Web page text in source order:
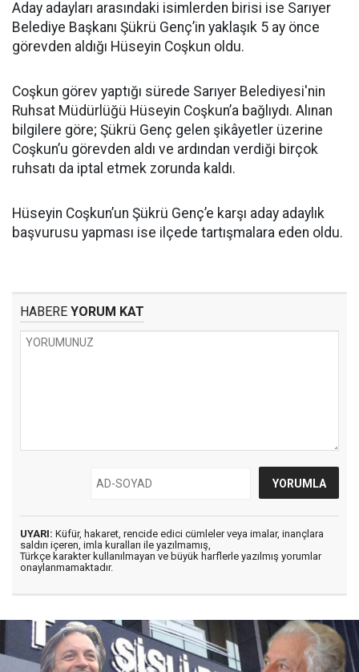
Aday adayları arasındaki isimlerden birisi ise Sarıyer
Belediye Başkanı Şükrü Genç’in yaklaşık 5 ay önce
görevden aldığı Hüseyin Coşkun oldu.
Coşkun görev yaptığı sürede Sarıyer Belediyesi'nin
Ruhsat Müdürlüğü Hüseyin Coşkun’a bağlıydı. Alınan
bilgilere göre; Şükrü Genç gelen şikâyetler üzerine
Coşkun’u görevden aldı ve ardından verdiği birçok
ruhsatı da iptal etmek zorunda kaldı.
Hüseyin Coşkun’un Şükrü Genç’e karşı aday adaylık
başvurusu yapması ise ilçede tartışmalara eden oldu.
HABERE YORUM KAT
UYARI: Küfür, hakaret, rencide edici cümleler veya imalar, inançlara
saldırı içeren, imla kuralları ile yazılmamış,
Türkçe karakter kullanılmayan ve büyük harflerle yazılmış yorumlar
onaylanmamaktadır.